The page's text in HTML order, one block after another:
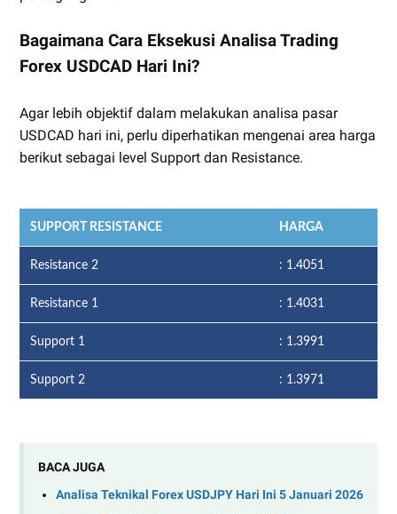
Bagaimana Cara Eksekusi Analisa Trading
Forex USDCAD Hari Ini?
Agar lebih objektif dalam melakukan analisa pasar
USDCAD hari ini, perlu diperhatikan mengenai area harga
berikut sebagai level Support dan Resistance.
SUPPORT RESISTANCE HARGA
Resistance 2 : 1.4051
Resistance 1 : 1.4031
Support 1 : 1.3991
Support 2 : 1.3971
BACA JUGA
Analisa Teknikal Forex USDJPY Hari Ini 5 Januari 2026